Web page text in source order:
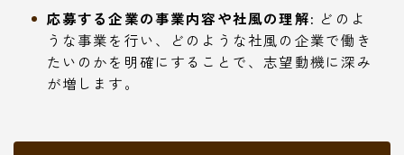
応募する企業の事業内容や社風の理解: どのよ
うな事業を行い、どのような社風の企業で働き
たいのかを明確にすることで、志望動機に深み
が増します。